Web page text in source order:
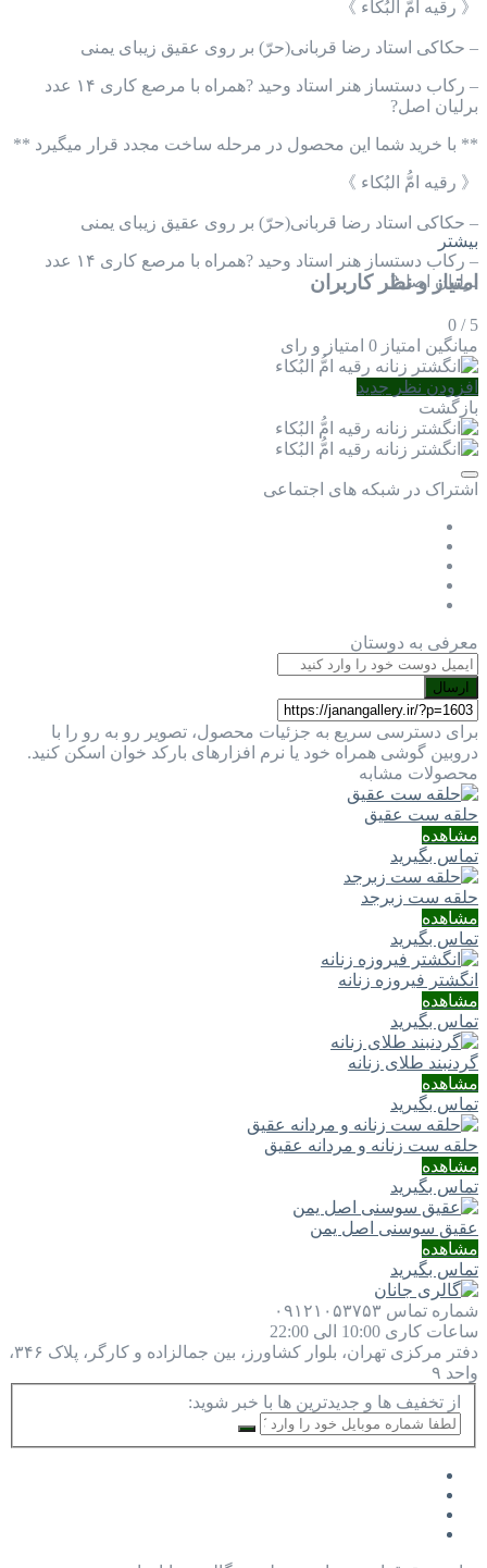
《 رقیه امُّ البُکاء 》
– حکاکی استاد رضا قربانی(حرّ) بر روی عقیق زیبای یمنی
– رکاب دستساز هنر استاد وحید ?همراه با مرصع کاری ۱۴ عدد
برلیان اصل?
** با خرید شما این محصول در مرحله ساخت مجدد قرار میگیرد **
《 رقیه امُّ البُکاء 》
– حکاکی استاد رضا قربانی(حرّ) بر روی عقیق زیبای یمنی
– رکاب دستساز هنر استاد وحید ?همراه با مرصع کاری ۱۴ عدد
برلیان اصل?
بیشتر
امتیاز و نظر کاربران
5
/
0
میانگین امتیاز 0 امتیاز و رای
افزودن نظر جدید
بازگشت
اشتراک در شبکه های اجتماعی
معرفی به دوستان
ارسال
برای دسترسی سریع به جزئیات محصول، تصویر رو به رو را با
دروبین گوشی همراه خود یا نرم افزارهای بارکد خوان اسکن کنید.
محصولات مشابه
حلقه ست عقیق
مشاهده
تماس بگیرید
حلقه ست زبرجد
مشاهده
تماس بگیرید
انگشتر فیروزه زنانه
مشاهده
تماس بگیرید
گردنبند طلای زنانه
مشاهده
تماس بگیرید
حلقه ست زنانه و مردانه عقیق
مشاهده
تماس بگیرید
عقیق سوسنی اصل یمن
مشاهده
تماس بگیرید
شماره تماس ۰۹۱۲۱۰۵۳۷۵۳
ساعات کاری 10:00 الی 22:00
دفتر مرکزی
تهران، بلوار کشاورز، بین جمالزاده و کارگر، پلاک ۳۴۶،
واحد ۹
از تخفیف ها و جدیدترین ها با خبر شوید: